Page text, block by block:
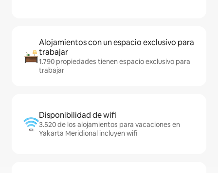
Alojamientos con un espacio exclusivo para
trabajar
1.790 propiedades tienen espacio exclusivo para
trabajar
Disponibilidad de wifi
3.520 de los alojamientos para vacaciones en
Yakarta Meridional incluyen wifi